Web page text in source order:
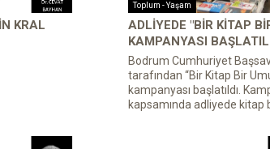
KRAL
Toplum - Yaşam
ADLİYEDE "BİR KİTAP
KAMPANYASI
Bodrum Cumhuriyet
tarafından “Bir Kitap Bir
kampanyası başlatıldı.
kapsamında adliyede kitap